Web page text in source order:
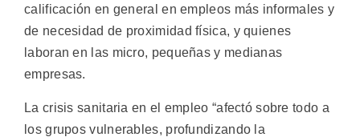
calificación en general en empleos más informales y
de necesidad de proximidad física, y quienes
laboran en las micro, pequeñas y medianas
empresas.
La crisis sanitaria en el empleo “afectó sobre todo a
los grupos vulnerables, profundizando la